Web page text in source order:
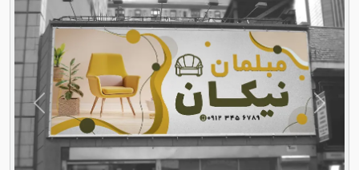
Previous
Next